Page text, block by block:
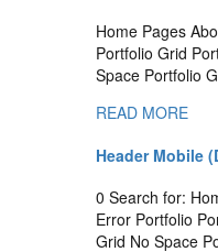
Home Pages
Portfolio Grid
Space Portfolio
READ MORE
Header Mobile
0 Search for:
Error Portfolio
Grid No Space